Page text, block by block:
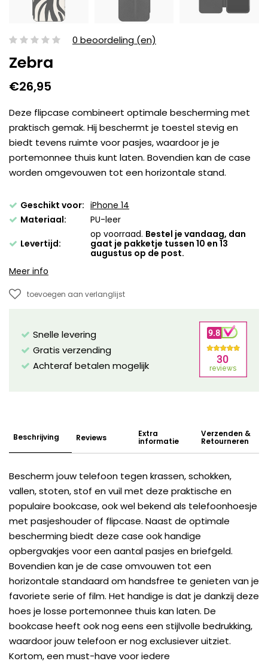
0 beoordeling (en)
Zebra
€26,95
Deze flipcase combineert optimale bescherming met
praktisch gemak. Hij beschermt je toestel stevig en
biedt tevens ruimte voor pasjes, waardoor je je
portemonnee thuis kunt laten. Bovendien kan de case
worden omgevouwen tot een horizontale stand.
Geschikt voor: iPhone 14
Materiaal:
PU-leer
Levertijd:
op voorraad. Bestel je vandaag, dan
gaat je pakketje tussen 10 en 13
augustus op de post.
Meer info
toevoegen aan verlanglijst
Snelle levering
Gratis verzending
Achteraf betalen mogelijk
Beschrijving Reviews Extra
informatie
Verzenden &
Retourneren
Bescherm jouw telefoon tegen krassen, schokken,
vallen, stoten, stof en vuil met deze praktische en
populaire bookcase, ook wel bekend als telefoonhoesje
met pasjeshouder of flipcase. Naast de optimale
bescherming biedt deze case ook handige
opbergvakjes voor een aantal pasjes en briefgeld.
Bovendien kan je de case omvouwen tot een
horizontale standaard om handsfree te genieten van je
favoriete serie of film. Het handige is dat je dankzij deze
hoes je losse portemonnee thuis kan laten. De
bookcase heeft ook nog eens een stijlvolle bedrukking,
waardoor jouw telefoon er nog exclusiever uitziet.
Kortom, een must-have voor iedere